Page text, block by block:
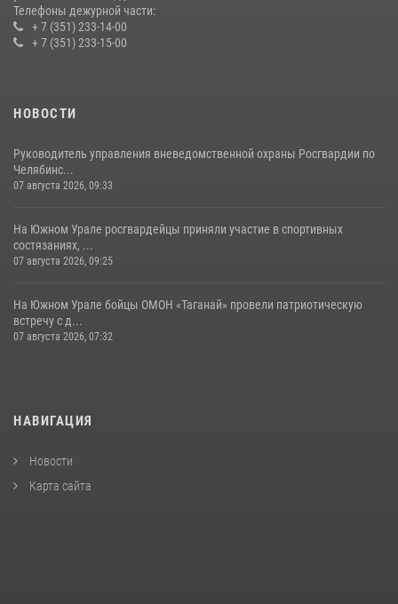
Телефоны дежурной части:
+ 7 (351) 233-14-00
+ 7 (351) 233-15-00
НОВОСТИ
Руководитель управления вневедомственной охраны Росгвардии по
Челябинс...
07 августа 2026, 09:33
На Южном Урале росгвардейцы приняли участие в спортивных
состязаниях, ...
07 августа 2026, 09:25
На Южном Урале бойцы ОМОН «Таганай» провели патриотическую
встречу с д...
07 августа 2026, 07:32
НАВИГАЦИЯ
Новости
Карта сайта